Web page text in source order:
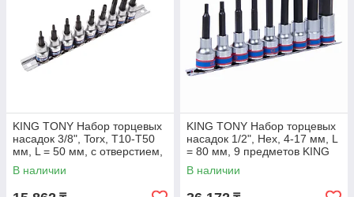
KING TONY Набор торцевых
насадок 3/8", Torx, Т10-Т50
мм, L = 50 мм, с отверстием,
9 предметов KING TONY
В наличии
KING TONY Набор торцевых
насадок 1/2", Hex, 4-17 мм, L
= 80 мм, 9 предметов KING
TONY 4120PR10
В наличии